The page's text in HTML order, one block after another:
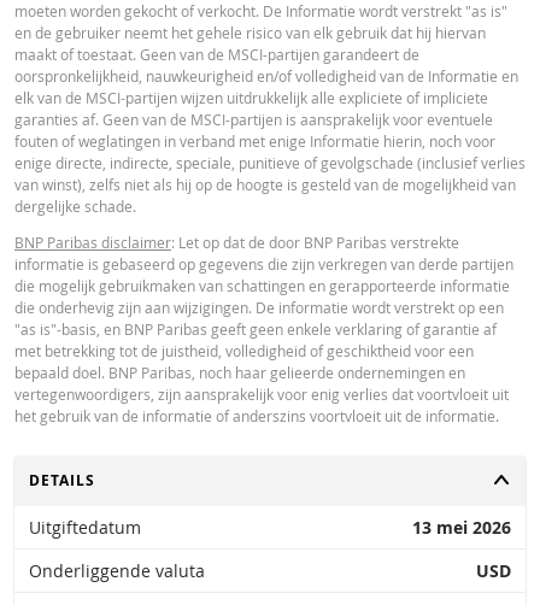
moeten worden gekocht of verkocht. De Informatie wordt verstrekt "as is"
en de gebruiker neemt het gehele risico van elk gebruik dat hij hiervan
maakt of toestaat. Geen van de MSCI-partijen garandeert de
oorspronkelijkheid, nauwkeurigheid en/of volledigheid van de Informatie en
elk van de MSCI-partijen wijzen uitdrukkelijk alle expliciete of impliciete
garanties af. Geen van de MSCI-partijen is aansprakelijk voor eventuele
fouten of weglatingen in verband met enige Informatie hierin, noch voor
enige directe, indirecte, speciale, punitieve of gevolgschade (inclusief verlies
van winst), zelfs niet als hij op de hoogte is gesteld van de mogelijkheid van
dergelijke schade.
BNP Paribas disclaimer: Let op dat de door BNP Paribas verstrekte
informatie is gebaseerd op gegevens die zijn verkregen van derde partijen
die mogelijk gebruikmaken van schattingen en gerapporteerde informatie
die onderhevig zijn aan wijzigingen. De informatie wordt verstrekt op een
"as is"-basis, en BNP Paribas geeft geen enkele verklaring of garantie af
met betrekking tot de juistheid, volledigheid of geschiktheid voor een
bepaald doel. BNP Paribas, noch haar gelieerde ondernemingen en
vertegenwoordigers, zijn aansprakelijk voor enig verlies dat voortvloeit uit
het gebruik van de informatie of anderszins voortvloeit uit de informatie.
TOGGLE
DETAILS
Uitgiftedatum
13 mei 2026
Onderliggende valuta
USD